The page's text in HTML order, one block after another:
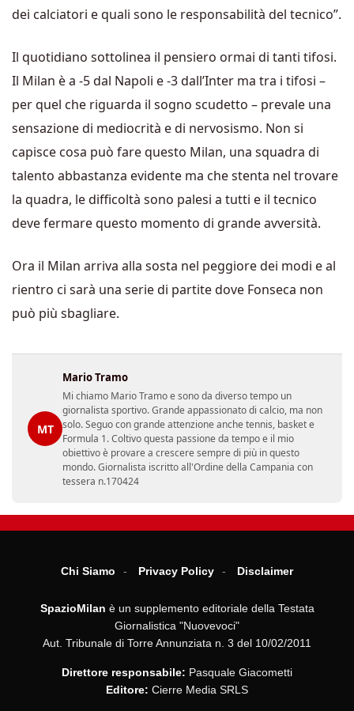
dei calciatori e quali sono le responsabilità del tecnico”.
Il quotidiano sottolinea il pensiero ormai di tanti tifosi.
Il Milan è a -5 dal Napoli e -3 dall’Inter ma tra i tifosi –
per quel che riguarda il sogno scudetto – prevale una
sensazione di mediocrità e di nervosismo. Non si
capisce cosa può fare questo Milan, una squadra di
talento abbastanza evidente ma che stenta nel trovare
la quadra, le difficoltà sono palesi a tutti e il tecnico
deve fermare questo momento di grande avversità.
Ora il Milan arriva alla sosta nel peggiore dei modi e al
rientro ci sarà una serie di partite dove Fonseca non
può più sbagliare.
MT
Mario Tramo
Mi chiamo Mario Tramo e sono da diverso tempo un
giornalista sportivo. Grande appassionato di calcio, ma non
solo. Seguo con grande attenzione anche tennis, basket e
Formula 1. Coltivo questa passione da tempo e il mio
obiettivo è provare a crescere sempre di più in questo
mondo. Giornalista iscritto all'Ordine della Campania con
tessera n.170424
Chi Siamo Privacy Policy Disclaimer
SpazioMilan è un supplemento editoriale della Testata
Giornalistica "Nuovevoci"
Aut. Tribunale di Torre Annunziata n. 3 del 10/02/2011
Direttore responsabile: Pasquale Giacometti
Editore: Cierre Media SRLS